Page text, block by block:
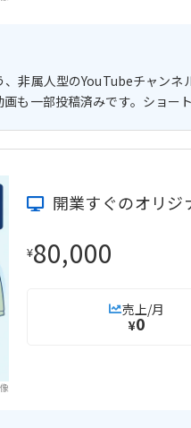
非属人型のYouTubeチャン
も一部投稿済みです。ショー
開業すぐのオリ
¥80,000
売上/月
¥0